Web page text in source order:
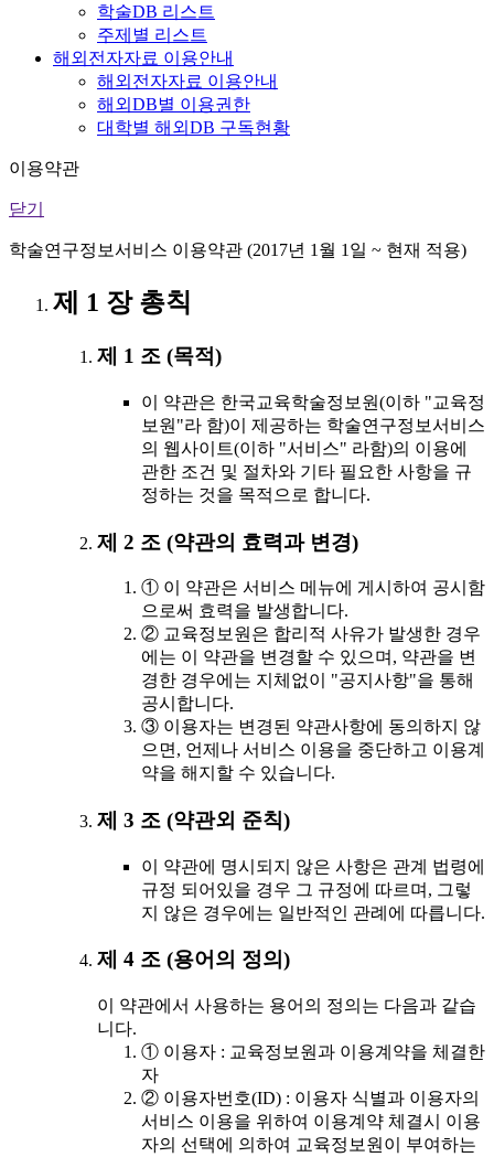
학술DB 리스트
주제별 리스트
해외전자자료 이용안내
해외전자자료 이용안내
해외DB별 이용권한
대학별 해외DB 구독현황
이용약관
닫기
학술연구정보서비스 이용약관 (2017년 1월 1일 ~ 현재 적용)
제 1 장 총칙
제 1 조 (목적)
이 약관은 한국교육학술정보원(이하 "교육정
보원"라 함)이 제공하는 학술연구정보서비스
의 웹사이트(이하 "서비스" 라함)의 이용에
관한 조건 및 절차와 기타 필요한 사항을 규
정하는 것을 목적으로 합니다.
제 2 조 (약관의 효력과 변경)
① 이 약관은 서비스 메뉴에 게시하여 공시함
으로써 효력을 발생합니다.
② 교육정보원은 합리적 사유가 발생한 경우
에는 이 약관을 변경할 수 있으며, 약관을 변
경한 경우에는 지체없이 "공지사항"을 통해
공시합니다.
③ 이용자는 변경된 약관사항에 동의하지 않
으면, 언제나 서비스 이용을 중단하고 이용계
약을 해지할 수 있습니다.
제 3 조 (약관외 준칙)
이 약관에 명시되지 않은 사항은 관계 법령에
규정 되어있을 경우 그 규정에 따르며, 그렇
지 않은 경우에는 일반적인 관례에 따릅니다.
제 4 조 (용어의 정의)
이 약관에서 사용하는 용어의 정의는 다음과 같습
니다.
① 이용자 : 교육정보원과 이용계약을 체결한
자
② 이용자번호(ID) : 이용자 식별과 이용자의
서비스 이용을 위하여 이용계약 체결시 이용
자의 선택에 의하여 교육정보원이 부여하는